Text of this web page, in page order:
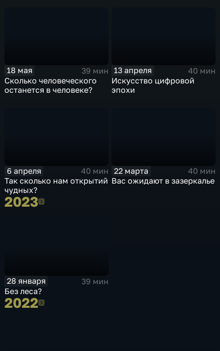
18 мая
39 мин
Сколько человеческого
останется в человеке?
13 апреля
40 мин
Искусство цифровой
эпохи
6 апреля
40 мин
Так сколько нам открытий
чудных?
22 марта
40 мин
Вас ожидают в зазеркалье
20232023
28 января
39 мин
Без леса?
20222022